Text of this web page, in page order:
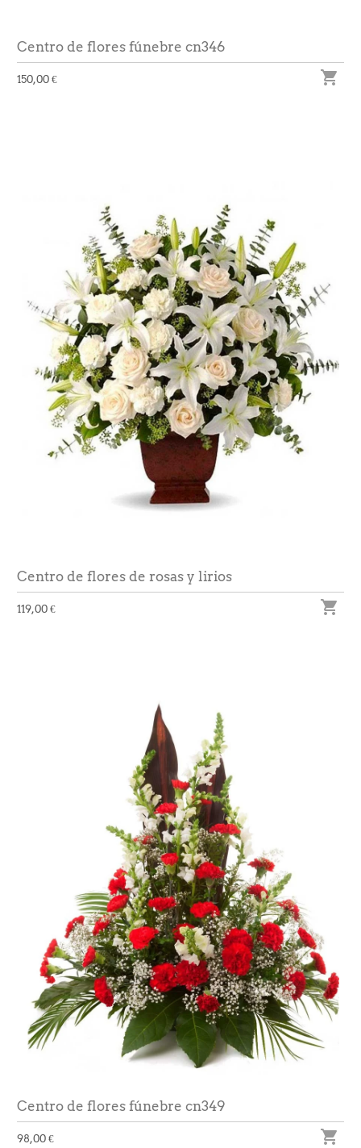
Centro de flores fúnebre cn346
150,00 € 
Centro de flores de rosas y lirios
119,00 € 
Centro de flores fúnebre cn349
98,00 € 